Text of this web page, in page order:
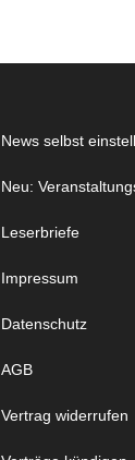
News selbst
Neu:
Leserbriefe
Impressum
Datenschutz
AGB
Vertrag widerrufen